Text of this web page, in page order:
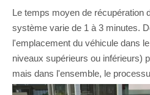
Le temps moyen de récupération
système varie de 1 à 3 minutes.
l'emplacement du véhicule dans
niveaux supérieurs ou inférieurs)
mais dans l'ensemble, le